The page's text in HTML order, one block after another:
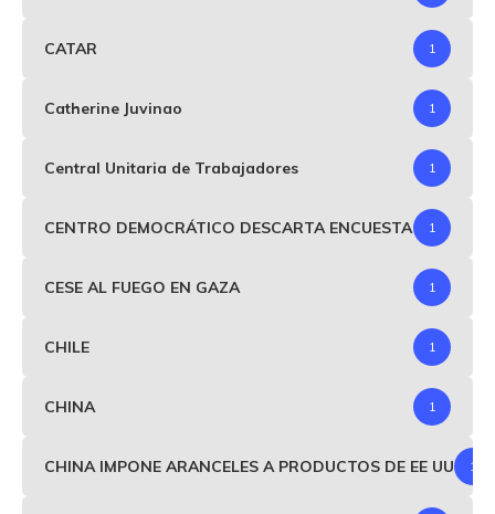
CATAR 1
Catherine Juvinao 1
Central Unitaria de Trabajadores 1
CENTRO DEMOCRÁTICO DESCARTA ENCUESTA 1
CESE AL FUEGO EN GAZA 1
CHILE 1
CHINA 1
CHINA IMPONE ARANCELES A PRODUCTOS DE EE UU 1